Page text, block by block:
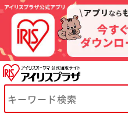
※ご確認ください
カートに入れる